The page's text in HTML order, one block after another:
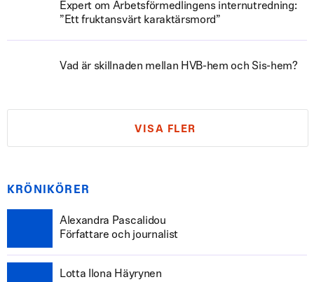
Expert om Arbetsförmedlingens internutredning:
”Ett fruktansvärt karaktärsmord”
Vad är skillnaden mellan HVB-hem och Sis-hem?
VISA FLER
KRÖNIKÖRER
Alexandra Pascalidou
Författare och journalist
Lotta Ilona Häyrynen